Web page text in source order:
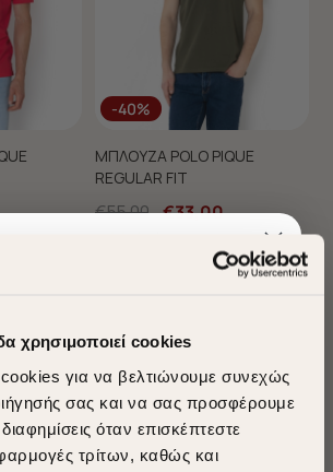
χρησιμοποιεί cookies
για να βελτιώνουμε συνεχώς
σας και να σας προσφέρουμε
όταν επισκέπτεστε
τρίτων, καθώς και
-40%
ΜΠΛΟΥΖΑ POLO PIQUE
REGULAR FIT
€55,00 €33,00
Sustainable Cotton